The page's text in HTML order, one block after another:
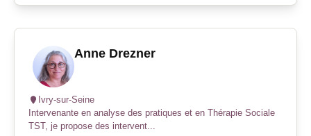
Anne Drezner
Ivry-sur-Seine
Intervenante en analyse des pratiques et en Thérapie Sociale
TST, je propose des intervent...